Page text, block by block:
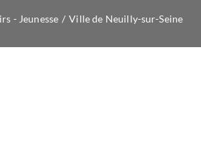
- Jeunesse / Ville de Neuilly-sur-Seine